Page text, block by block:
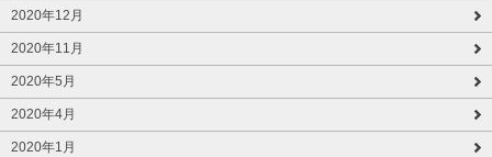
2020年12月
2020年11月
2020年5月
2020年4月
2020年1月